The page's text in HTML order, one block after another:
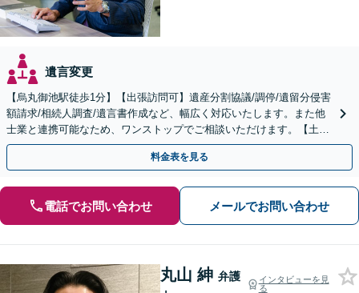
遺言変更
【烏丸御池駅徒歩1分】【出張訪問可】遺産分割協議/調停/遺留分侵害
額請求/相続人調査/遺言書作成など、幅広く対応いたします。また他
士業と連携可能なため、ワンストップでご相談いただけます。【土日
夜間対応】
料金表を見る
電話でお問い合わせ メールでお問い合わせ
丸山 紳 弁護
インタビューを見
る